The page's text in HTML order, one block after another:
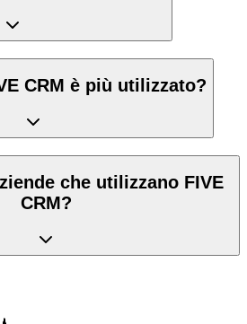
CRM è più utilizzato?
che utilizzano FIVE
CRM?